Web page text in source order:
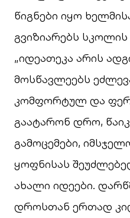
წიგნები იყო
გვიზიარებს
„იდეათეკა არის
მოსწავლეებს
კომფორტულ და
გაატარონ დრო,
გამოცემები,
ყოფნისას
ახალი იდეები.
დროსთან ერთად